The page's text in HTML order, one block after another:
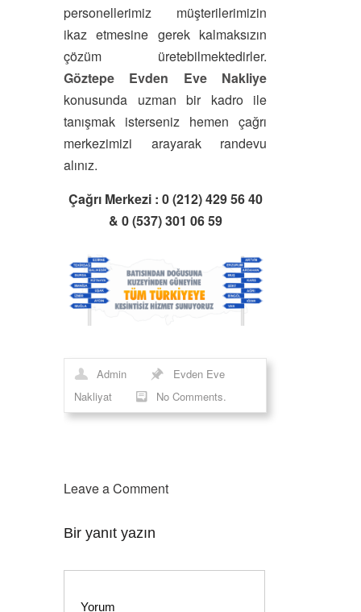
personellerimiz müşterilerimizin
ikaz etmesine gerek kalmaksızın
çözüm üretebilmektedirler.
Göztepe Evden Eve Nakliye
konusunda uzman bir kadro ile
tanışmak isterseniz hemen çağrı
merkezimizi arayarak randevu
alınız.
Çağrı Merkezi : 0 (212) 429 56 40
& 0 (537) 301 06 59
Admin
Evden Eve
Nakliyat
No Comments.
Leave a Comment
Bir yanıt yazın
Yorum